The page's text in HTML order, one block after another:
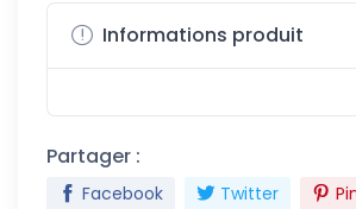
Informations produit
Partager :
Facebook Twitter